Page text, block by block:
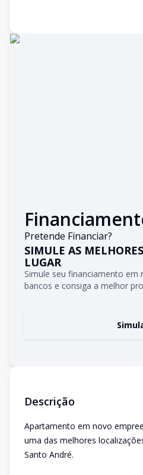
Pretende Financiar?
SIMULE AS
LUGAR
Simule seu financiamento
bancos e consiga a melhor
Descrição
Apartamento em novo
uma das melhores
Santo André.